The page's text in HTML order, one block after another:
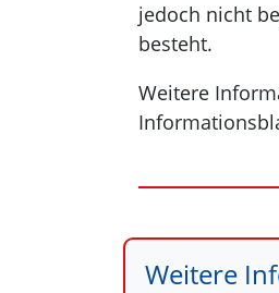
jedoch nicht
besteht.
Weitere
Weitere